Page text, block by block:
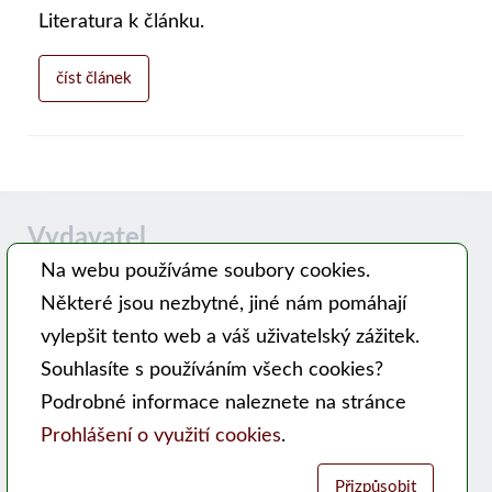
Literatura k článku.
číst článek
Vydavatel
Časopis MODERNÍ VČELAŘ vydává PSNV-CZ:
Pracovní společnost nástavkových včelařů CZ, z. s.
Hlavní 99, 753 56 Opatovice
Kontakty
Na webu používáme soubory cookies.
Některé jsou nezbytné, jiné nám pomáhají
vylepšit tento web a váš uživatelský zážitek.
Souhlasíte s používáním všech cookies?
Podrobné informace naleznete na stránce
Prohlášení o využití cookies.
Přizpůsobit